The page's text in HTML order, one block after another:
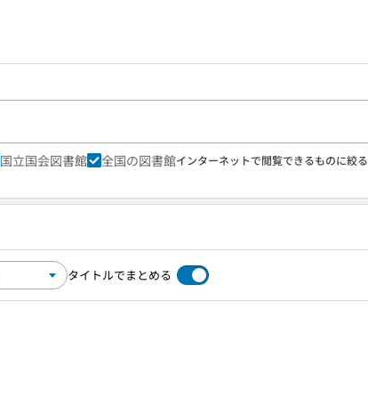
国立国会図書館 全国の図書館インターネットで閲覧できるものに絞る
タイトルでまとめる